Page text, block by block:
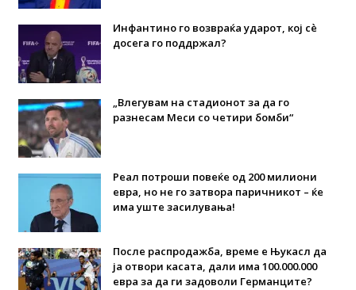
Инфантино го возвраќа ударот, кој сè
досега го поддржал?
„Влегувам на стадионот за да го
разнесам Меси со четири бомби“
Реал потроши повеќе од 200 милиони
евра, но не го затвора паричникот – ќе
има уште засилувања!
После распродажба, време е Њукасл да
ја отвори касата, дали има 100.000.000
евра за да ги задоволи Германците?